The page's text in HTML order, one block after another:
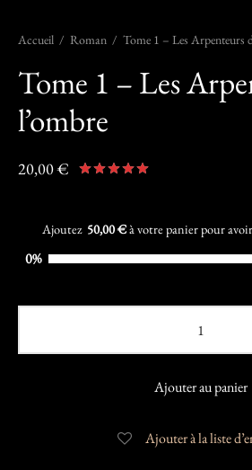
Accueil / Roman / Tome 1 – Les Arpenteurs
Tome 1 – Les
l’ombre
20,00€
Ajoutez 50,00€à votre panier pour
0%
Ajouter au panier
Ajouter à la liste